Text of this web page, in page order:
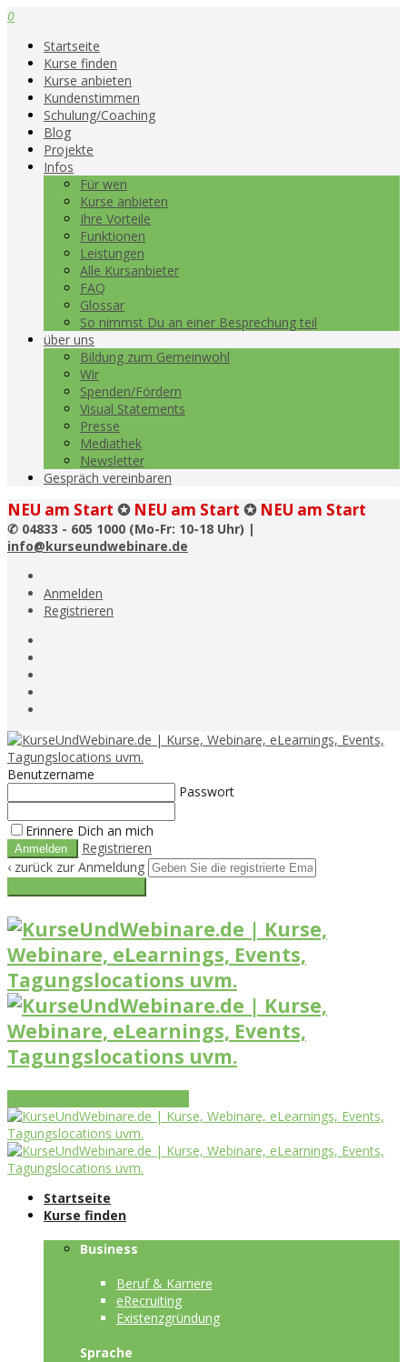
0
Startseite
Kurse finden
Kurse anbieten
Kundenstimmen
Schulung/Coaching
Blog
Projekte
Infos
Für wen
Kurse anbieten
Ihre Vorteile
Funktionen
Leistungen
Alle Kursanbieter
FAQ
Glossar
So nimmst Du an einer Besprechung teil
über uns
Bildung zum Gemeinwohl
Wir
Spenden/Fördern
Visual Statements
Presse
Mediathek
Newsletter
Gespräch vereinbaren
NEU am Start ✪ NEU am Start ✪ NEU am Start
✆ 04833 - 605 1000 (Mo-Fr: 10-18 Uhr) |
info@kurseundwebinare.de
Anmelden
Registrieren
Benutzername
Passwort
Erinnere Dich an mich
Registrieren
‹ zurück zur Anmeldung
Startseite
Kurse finden
Business
Beruf & Karriere
eRecruiting
Existenzgründung
Sprache